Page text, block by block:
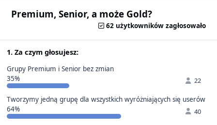
Premium, Senior, a może Gold?
62 użytkowników zagłosowało
1. Za czym głosujesz:
Grupy Premium i Senior bez zmian
35%
22
Tworzymy jedną grupę dla wszystkich wyróżniających się userów
64%
40